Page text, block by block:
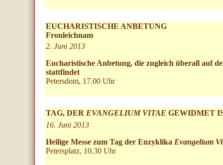
EUCHARISTISCHE ANBETUNG
Fronleichnam
2. Juni 2013
Eucharistische Anbetung, die zugleich überall auf
stattfindet
Petersdom, 17.00 Uhr
TAG, DER EVANGELIUM VITAE GEWIDMET
16. Juni 2013
Heilige Messe zum Tag der Enzyklika Evangelium
Petersplatz, 10.30 Uhr